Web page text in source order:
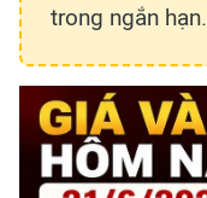
trong ngắn hạn.